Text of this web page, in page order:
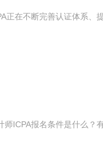
正在不断完善认证体系、
ICPA报名条件是什么？